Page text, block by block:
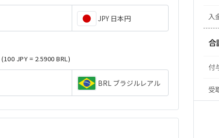
JPY 日本円
(100 JPY = 2.5900 BRL)
BRL ブラジルレアル
入
合
付
受